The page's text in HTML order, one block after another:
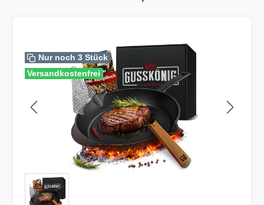
Bildergalerie überspringen
Nur noch 3 Stück
Versandkostenfrei